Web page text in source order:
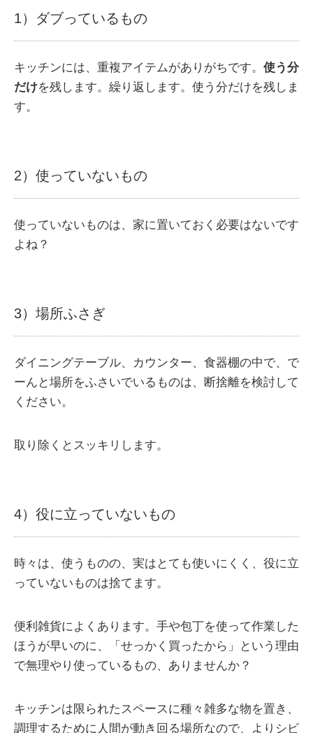
1）ダブっているもの
キッチンには、重複アイテムがありがちです。 使う分
だけを残します。繰り返します。使う分だけを残しま
す。
2）使っていないもの
使っていないものは、家に置いておく必要はないです
よね？
3）場所ふさぎ
ダイニングテーブル、カウンター、食器棚の中で、で
ーんと場所をふさいでいるものは、断捨離を検討して
ください。
取り除くとスッキリします。
4）役に立っていないもの
時々は、使うものの、実はとても使いにくく、役に立
っていないものは捨てます。
便利雑貨によくあります。手や包丁を使って作業した
ほうが早いのに、「せっかく買ったから」という理由
で無理やり使っているもの、ありませんか？
キッチンは限られたスペースに種々雑多な物を置き、
調理するために人間が動き回る場所なので、よりシビ